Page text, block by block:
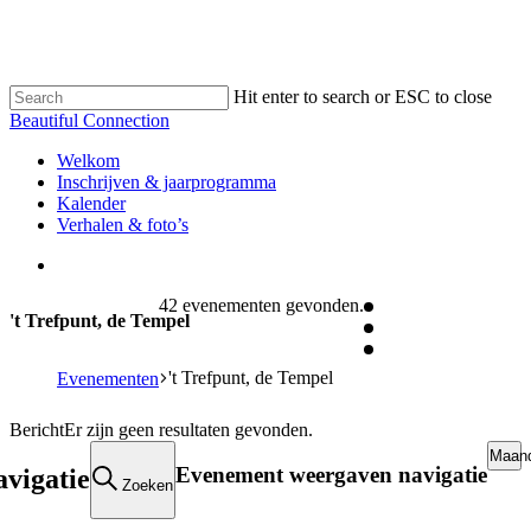
content
Hit enter to search or ESC to close
Close
Beautiful Connection
search
Menu
Welkom
Inschrijven & jaarprogramma
Kalender
Verhalen & foto’s
42 evenementen gevonden.
't Trefpunt, de Tempel
Evenementen 't Trefpunt, de Tempel
Evenementen
BerichtEr zijn geen resultaten gevonden.
ZoekenEvenement weergaven navigatie